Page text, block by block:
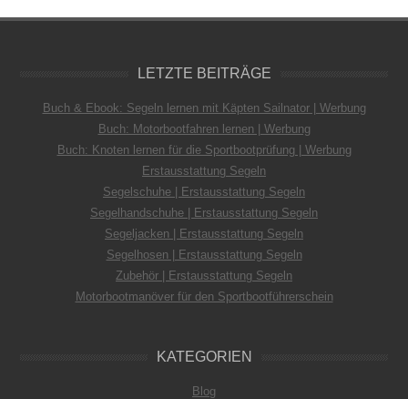
LETZTE BEITRÄGE
Buch & Ebook: Segeln lernen mit Käpten Sailnator | Werbung
Buch: Motorbootfahren lernen | Werbung
Buch: Knoten lernen für die Sportbootprüfung | Werbung
Erstausstattung Segeln
Segelschuhe | Erstausstattung Segeln
Segelhandschuhe | Erstausstattung Segeln
Segeljacken | Erstausstattung Segeln
Segelhosen | Erstausstattung Segeln
Zubehör | Erstausstattung Segeln
Motorbootmanöver für den Sportbootführerschein
KATEGORIEN
Blog